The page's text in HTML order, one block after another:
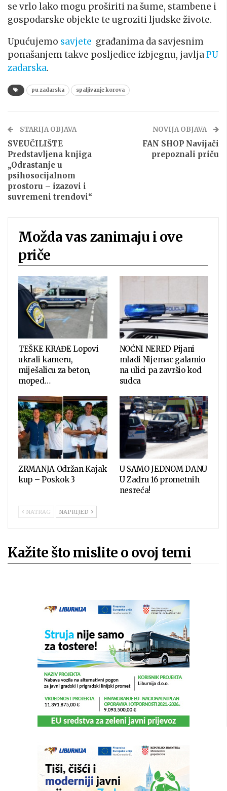
se vrlo lako mogu proširiti na šume, stambene i
gospodarske objekte te ugroziti ljudske živote.
Upućujemo savjete građanima da savjesnim
ponašanjem takve posljedice izbjegnu, javljaPU
zadarska.
pu zadarska spaljivanje korova
STARIJA OBJAVA
SVEUČILIŠTE
Predstavljena knjiga
„Odrastanje u
psihosocijalnom
prostoru – izazovi i
suvremeni trendovi“
NOVIJA OBJAVA
FAN SHOP Navijači
prepoznali priču
Možda vas zanimaju i ove
priče
TEŠKE KRAĐE Lopovi
ukrali kameru,
miješalicu za beton,
moped…
NOĆNI NERED Pijani
mladi Nijemac galamio
na ulici pa završio kod
sudca
ZRMANJA Održan Kajak
kup – Poskok 3
U SAMO JEDNOM DANU
U Zadru 16 prometnih
nesreća!
NATRAG NAPRIJED
Kažite što mislite o ovoj temi